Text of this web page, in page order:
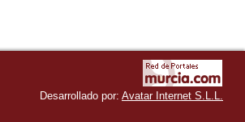
Desarrollado por: Avatar Internet S.L.L.